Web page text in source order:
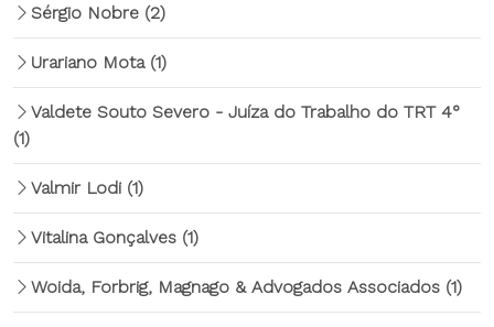
Sérgio Nobre (2)
Urariano Mota (1)
Valdete Souto Severo - Juíza do Trabalho do TRT 4°
(1)
Valmir Lodi (1)
Vitalina Gonçalves (1)
Woida, Forbrig, Magnago & Advogados Associados (1)